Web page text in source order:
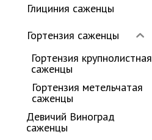
Глициния саженцы
Гортензия саженцы
Гортензия крупнолистная
саженцы
Гортензия метельчатая
саженцы
Девичий Виноград
саженцы